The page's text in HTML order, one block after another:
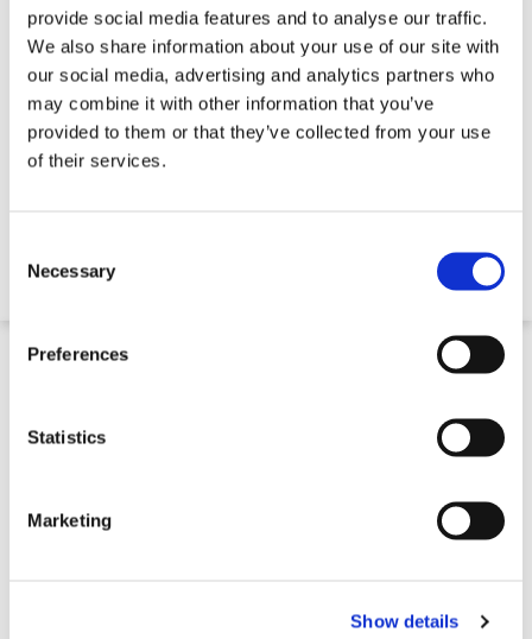
provide social media features and to analyse our traffic.
We also share information about your use of our site with
our social media, advertising and analytics partners who
may combine it with other information that you’ve
provided to them or that they’ve collected from your use
of their services.
Selection
Necessary
Preferences
Statistics
Marketing
Show details